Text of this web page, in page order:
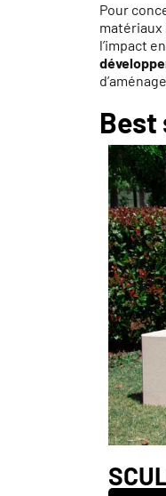
Pour
matériaux
l’impact
Best